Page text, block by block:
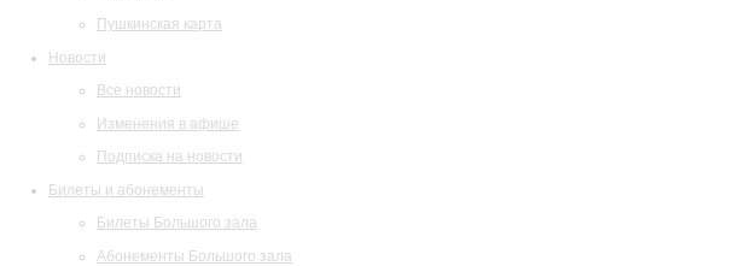
Пушкинская карта
Новости
Все новости
Изменения в афише
Подписка на новости
Билеты и абонементы
Билеты Большого зала
Абонементы Большого зала